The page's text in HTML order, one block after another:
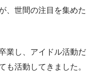
、世間の注目を集めた
業し、アイドル活動だ
も活動してきました。